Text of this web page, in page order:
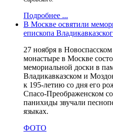
Подробнее ...
В Москве освятили
епископа
27 ноября в
монастыре в Москве
мемориальной доски в
Владикавказском и
к 195-летию со дня его
Спасо-Преображенском
панихиды звучали
языках.
ФОТО